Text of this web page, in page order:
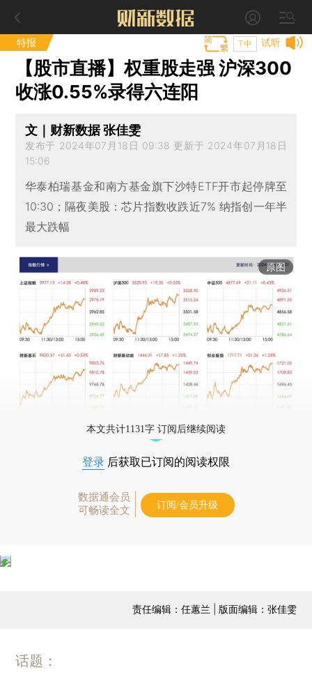
特报 试听
T中
【股市直播】权重股走强 沪深300
收涨0.55%录得六连阳
文｜财新数据 张佳雯
发布于 2024年07月18日 09:38 更新于 2024年07月18日
15:06
华泰柏瑞基金和南方基金旗下沙特ETF开市起停牌至
10:30；隔夜美股：芯片指数收跌近7% 纳指创一年半
最大跌幅
原图
本文共计1131字 订阅后继续阅读
登录 后获取已订阅的阅读权限
数据通会员
可畅读全文
订阅/会员升级
责任编辑：任蕙兰 | 版面编辑：张佳雯
话题：